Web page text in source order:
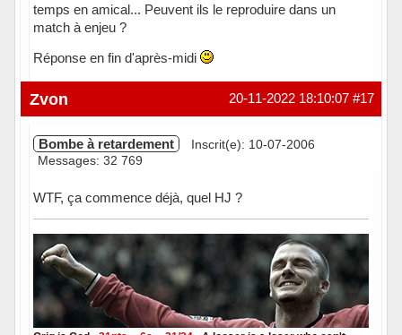
temps en amical... Peuvent ils le reproduire dans un
match à enjeu ?
Réponse en fin d'après-midi
#17
20-11-2022 18:10:07
Zvon
Bombe à retardement
Inscrit(e): 10-07-2006
Messages: 32 769
WTF, ça commence déjà, quel HJ ?